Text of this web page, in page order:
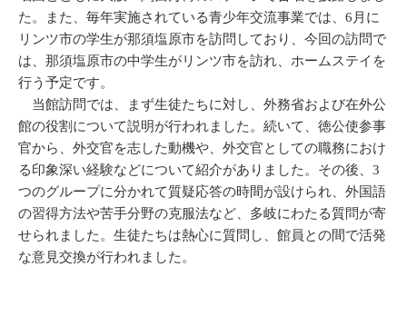
た。また、毎年実施されている青少年交流事業では、6月に
リンツ市の学生が那須塩原市を訪問しており、今回の訪問で
は、那須塩原市の中学生がリンツ市を訪れ、ホームステイを
行う予定です。
当館訪問では、まず生徒たちに対し、外務省および在外公
館の役割について説明が行われました。続いて、徳公使参事
官から、外交官を志した動機や、外交官としての職務におけ
る印象深い経験などについて紹介がありました。その後、3
つのグループに分かれて質疑応答の時間が設けられ、外国語
の習得方法や苦手分野の克服法など、多岐にわたる質問が寄
せられました。生徒たちは熱心に質問し、館員との間で活発
な意見交換が行われました。